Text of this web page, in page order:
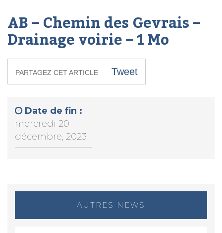
AB – Chemin des Gevrais –
Drainage voirie – 1 Mo
PARTAGEZ CET ARTICLE Tweet
Date de fin :
mercredi 20
décembre, 2023
AUTRES NEWS